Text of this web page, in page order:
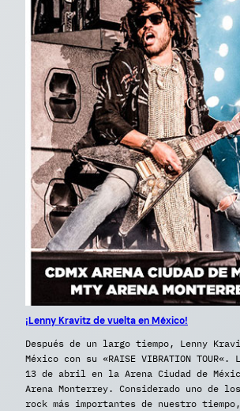
¡Lenny Kravitz de vuelta en México!
Después de un largo tiempo, Lenny
México con su «RAISE VIBRATION
13 de abril en la Arena Ciudad de
Arena Monterrey. Considerado uno de
rock más importantes de nuestro